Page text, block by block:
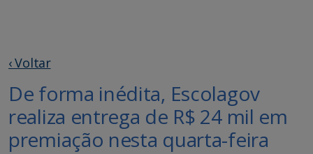
‹ Voltar
De forma inédita, Escolagov
realiza entrega de R$ 24 mil em
premiação nesta quarta-feira